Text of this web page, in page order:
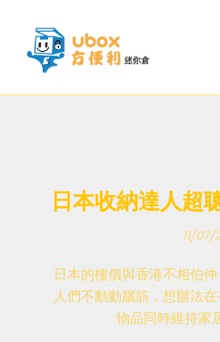
日本收納達人超
11/07/
日本的樓價與香港不相伯
人們不動動腦筋，想辦法
物品同時維持家